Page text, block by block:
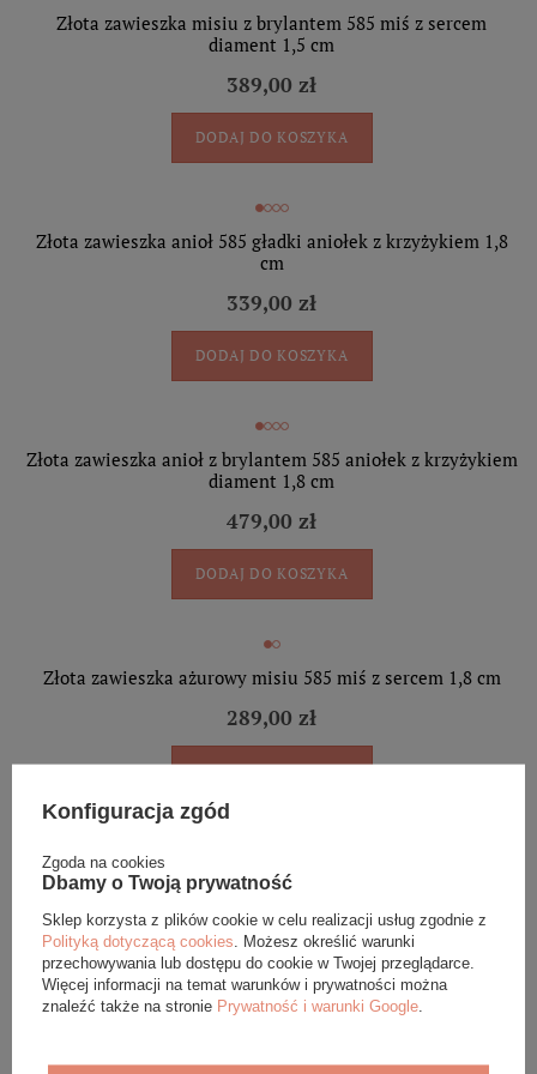
Złota zawieszka misiu z brylantem 585 miś z sercem
diament 1,5 cm
389,00 zł
DODAJ DO KOSZYKA
Złota zawieszka anioł 585 gładki aniołek z krzyżykiem 1,8
cm
339,00 zł
DODAJ DO KOSZYKA
Złota zawieszka anioł z brylantem 585 aniołek z krzyżykiem
diament 1,8 cm
479,00 zł
DODAJ DO KOSZYKA
Złota zawieszka ażurowy misiu 585 miś z sercem 1,8 cm
289,00 zł
DODAJ DO KOSZYKA
Złota zawieszka ażurowy misiu 585 miś z sercem 1,5 cm
239,00 zł
DODAJ DO KOSZYKA
Konfiguracja zgód
Zgoda na cookies
Dbamy o Twoją prywatność
Sklep korzysta z plików cookie w celu realizacji usług zgodnie z
Polityką dotyczącą cookies . Możesz określić warunki
przechowywania lub dostępu do cookie w Twojej przeglądarce.
Więcej informacji na temat warunków i prywatności można
znaleźć także na stronie Prywatność i warunki Google